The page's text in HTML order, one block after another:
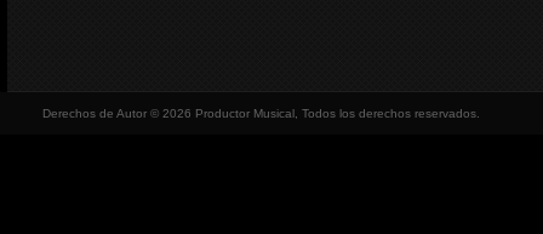
Derechos de Autor © 2026 Productor Musical, Todos los derechos reservados.